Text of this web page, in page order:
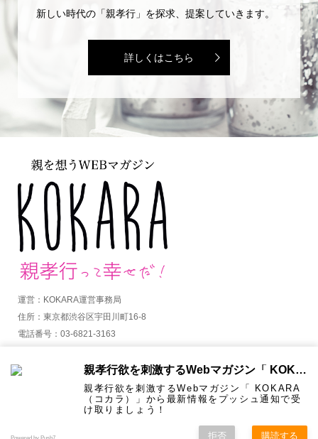
新しい時代の「親孝行」を探求、提案していきます。
詳しくはこちら
運営：KOKARA運営事務局
住所：東京都渋谷区宇田川町16-8
電話番号：03-6821-3163
KOKARA. All Rights Reserved.
親孝行欲を刺激するWebマガジン「 KOKARA（コカラ）」から通知を受け取る
親孝行欲を刺激するWebマガジン「 KOKARA
（コカラ）」から最新情報をプッシュ通知で受
け取りましょう！
Powered by Push7 拒否 購読する